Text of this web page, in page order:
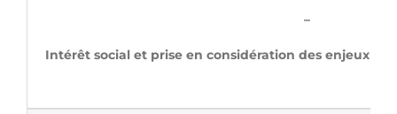
–
Intérêt social et prise en considération des enjeux